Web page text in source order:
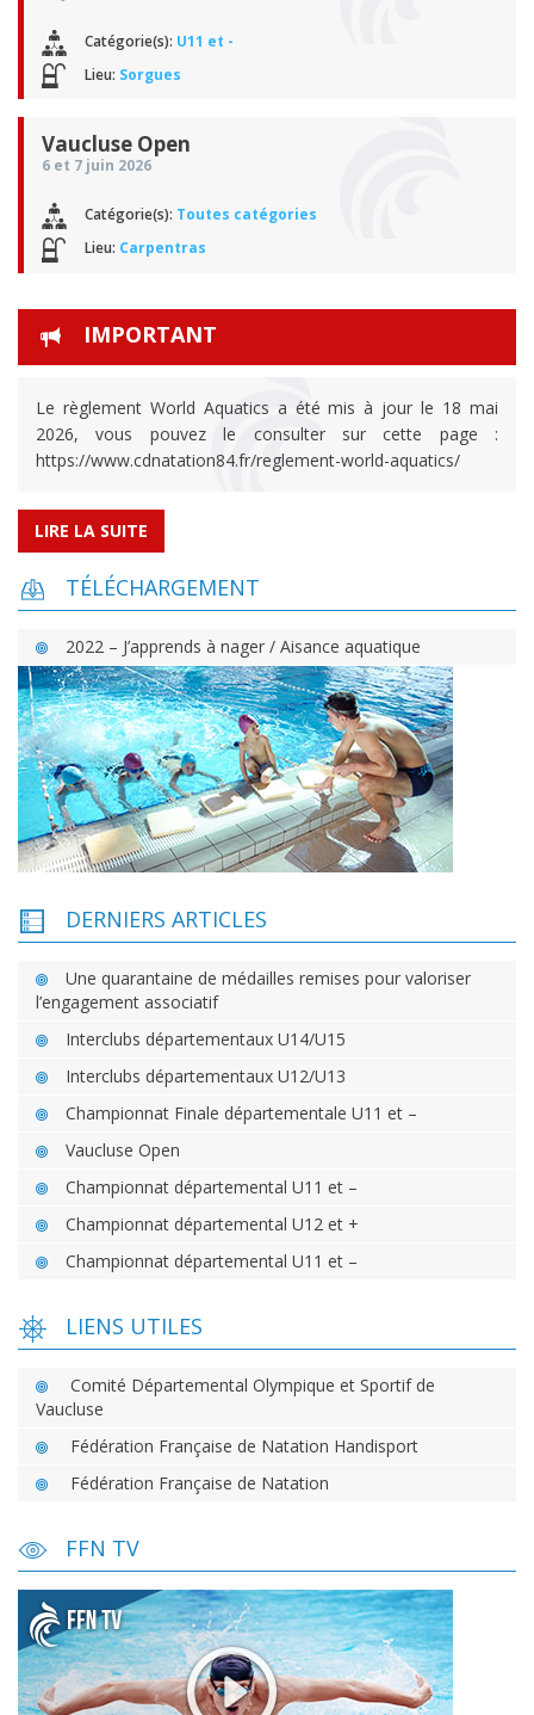
Catégorie(s): U11 et -
Lieu: Sorgues
Vaucluse Open
6 et 7 juin 2026
Catégorie(s): Toutes catégories
Lieu: Carpentras
IMPORTANT
Le règlement World Aquatics a été mis à jour le 18 mai
2026, vous pouvez le consulter sur cette page :
https://www.cdnatation84.fr/reglement-world-aquatics/
LIRE LA SUITE
TÉLÉCHARGEMENT
2022 – J’apprends à nager / Aisance aquatique
DERNIERS ARTICLES
Une quarantaine de médailles remises pour valoriser
l’engagement associatif
Interclubs départementaux U14/U15
Interclubs départementaux U12/U13
Championnat Finale départementale U11 et –
Vaucluse Open
Championnat départemental U11 et –
Championnat départemental U12 et +
Championnat départemental U11 et –
LIENS UTILES
Comité Départemental Olympique et Sportif de
Vaucluse
Fédération Française de Natation Handisport
Fédération Française de Natation
FFN TV